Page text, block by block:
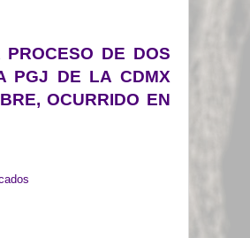
DE DOS
PGJ DE LA CDMX
OCURRIDO EN